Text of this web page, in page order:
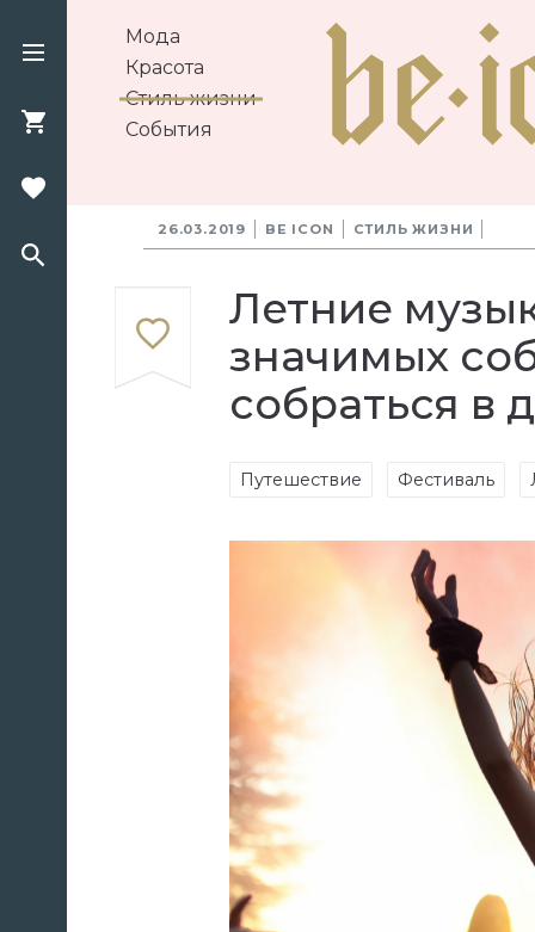
Мода
Красота
Стиль жизни
События
26.03.2019 BE ICON СТИЛЬ ЖИЗНИ
Летние
значимых
собраться в
Путешествие Фестиваль